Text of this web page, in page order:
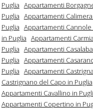
Puglia Appartamenti
Puglia Appartamenti
Puglia Appartamenti Cannole
in Puglia Appartamenti
Puglia Appartamenti
Puglia Appartamenti
Puglia Appartamenti
Castrignano del Capo in Puglia
Appartamenti Cavallino in
Appartamenti Copertino in